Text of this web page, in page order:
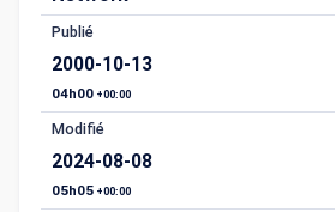
Publié
2000-10-13
04h00 +00:00
Modifié
2024-08-08
05h05 +00:00